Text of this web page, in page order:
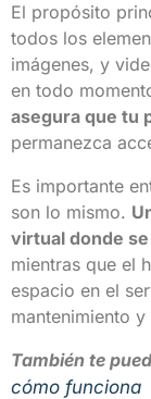
El propósito
todos los
imágenes, y
en todo
asegura que tu
permanezca
Es importante
son lo mismo.
virtual donde
mientras que el
espacio en el
mantenimiento
También te
cómo funciona